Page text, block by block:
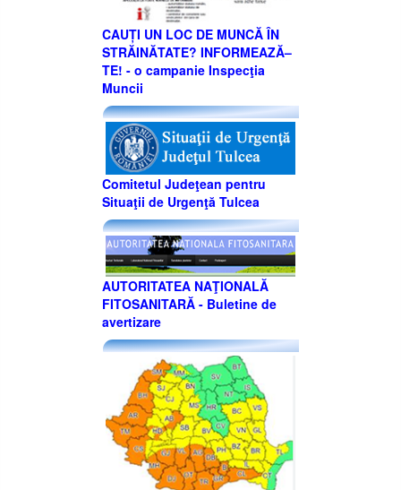
CAUȚI UN LOC DE MUNCĂ ÎN
STRĂINĂTATE? INFORMEAZĂ–
TE! - o campanie Inspecţia
Muncii
Comitetul Judeţean pentru
Situaţii de Urgenţă Tulcea
AUTORITATEA NAŢIONALĂ
FITOSANITARĂ - Buletine de
avertizare